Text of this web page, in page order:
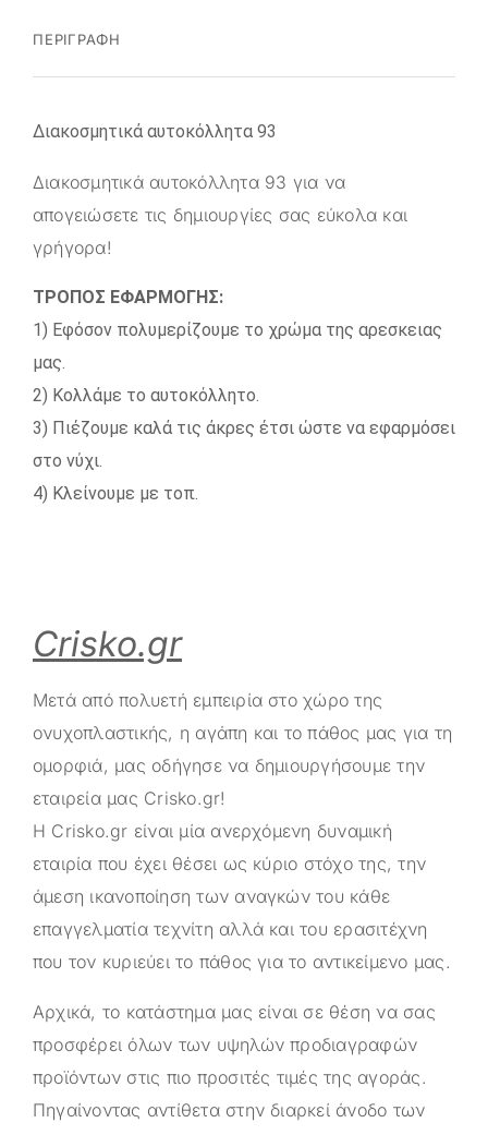
ΠΕΡΙΓΡΑΦΉ
Διακοσμητικά αυτοκόλλητα 93
Διακοσμητικά αυτοκόλλητα 93 για να
απογειώσετε τις δημιουργίες σας εύκολα και
γρήγορα!
ΤΡΟΠΟΣ ΕΦΑΡΜΟΓΗΣ:
1) Εφόσον πολυμερίζουμε το χρώμα της αρεσκειας
μας.
2) Κολλάμε το αυτοκόλλητο.
3) Πιέζουμε καλά τις άκρες έτσι ώστε να εφαρμόσει
στο νύχι.
4) Κλείνουμε με τοπ.
Crisko.gr
Μετά από πολυετή εμπειρία στο χώρο της
ονυχοπλαστικής, η αγάπη και το πάθος μας για τη
ομορφιά, μας οδήγησε να δημιουργήσουμε την
εταιρεία μας Crisko.gr!
Η Crisko.gr είναι μία ανερχόμενη δυναμική
εταιρία που έχει θέσει ως κύριο στόχο της, την
άμεση ικανοποίηση των αναγκών του κάθε
επαγγελματία τεχνίτη αλλά και του ερασιτέχνη
που τον κυριεύει το πάθος για το αντικείμενο μας.
Αρχικά, το κατάστημα μας είναι σε θέση να σας
προσφέρει όλων των υψηλών προδιαγραφών
προϊόντων στις πιο προσιτές τιμές της αγοράς.
Πηγαίνοντας αντίθετα στην διαρκεί άνοδο των